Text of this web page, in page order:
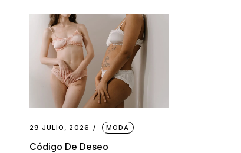
29 JULIO, 2026 MODA
Código De Deseo